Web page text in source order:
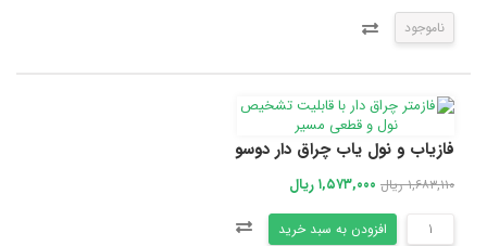
ناموجود
فازیاب و نول یاب چراق دار دوسو
۱,۶۸۳,۱۱۰ ریال ۱,۵۷۳,۰۰۰ ریال
افزودن به سبد خرید